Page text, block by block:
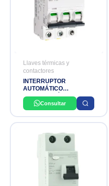
Llaves térmicas y
contactores
INTERRUPTOR
AUTOMÁTICO
MAGNETOTÉRMICO
IK60N SCHNEIDER
ELECTRIC
Consultar